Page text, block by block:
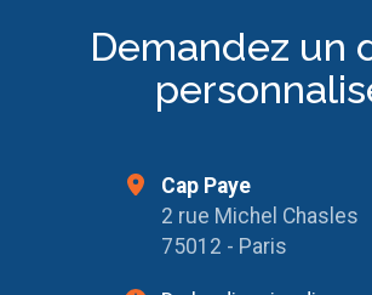
Demandez un
Cap Paye
2 rue Michel Chasles
75012 - Paris